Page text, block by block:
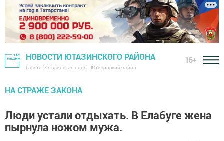
НОВОСТИ ЮТАЗИНСКОГО РАЙОНА
Газета "Ютазинская новь" - Ютазинский район
16+
НА СТРАЖЕ ЗАКОНА
Люди устали отдыхать. В Елабуге жена
пырнула ножом мужа.